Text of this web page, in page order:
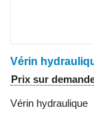
Vérin
Prix sur
Vérin hydraulique